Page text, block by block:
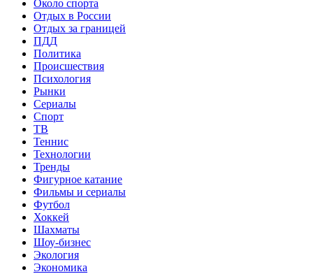
Около спорта
Отдых в России
Отдых за границей
ПДД
Политика
Происшествия
Психология
Рынки
Сериалы
Спорт
ТВ
Теннис
Технологии
Тренды
Фигурное катание
Фильмы и сериалы
Футбол
Хоккей
Шахматы
Шоу-бизнес
Экология
Экономика